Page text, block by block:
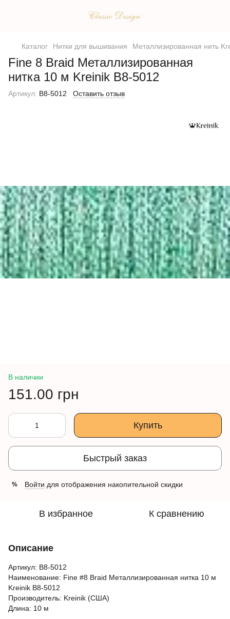
Каталог Нитки для вышивания Металлизированная нить
Fine 8 Braid Металлизированная
нитка 10 м Kreinik B8-5012
Артикул: B8-5012 Оставить отзыв
В наличии
151.00 грн
Купить
Быстрый заказ
% Войти для отображения накопительной скидки
В избранное К сравнению
Описание
Артикул: B8-5012
Наименование: Fine #8 Braid Металлизированная нитка 10 м
Kreinik B8-5012
Производитель: Kreinik (США)
Длина: 10 м